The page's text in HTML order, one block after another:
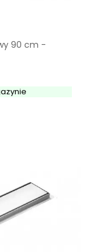
90 cm -